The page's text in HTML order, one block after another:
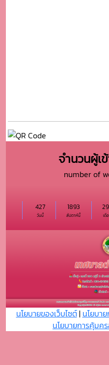
จำนวนผู้เ
number of
วันนี้
427
สัปดาห์นี้
1893
เดื
นโยบายของเว็บไซต์| นโยบา
นโยบายการคุ้ม